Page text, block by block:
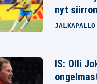
nyt
JALKAPALLO
IS: Olli